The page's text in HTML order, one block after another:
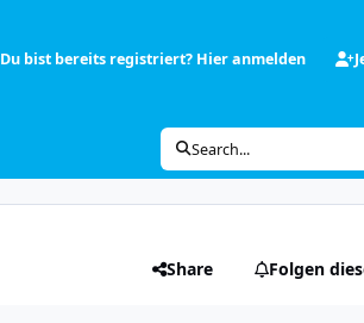
Du bist bereits registriert? Hier anmelden
Search...
Share Folgen